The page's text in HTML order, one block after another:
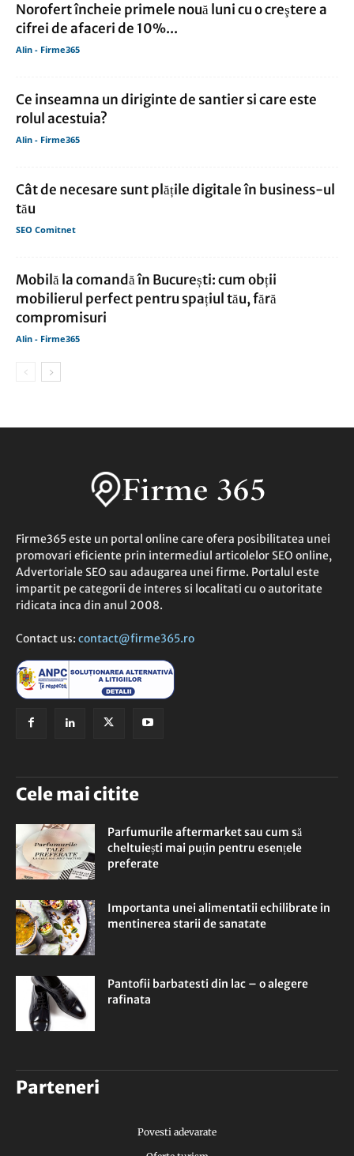
Norofert încheie primele nouă luni cu o creştere a
cifrei de afaceri de 10%...
Alin - Firme365
Ce inseamna un diriginte de santier si care este
rolul acestuia?
Alin - Firme365
Cât de necesare sunt plățile digitale în business-ul
tău
SEO Comitnet
Mobilă la comandă în București: cum obții
mobilierul perfect pentru spațiul tău, fără
compromisuri
Alin - Firme365
Firme365 este un portal online care ofera posibilitatea unei
promovari eficiente prin intermediul articolelor SEO online,
Advertoriale SEO sau adaugarea unei firme. Portalul este
impartit pe categorii de interes si localitati cu o autoritate
ridicata inca din anul 2008.
Contact us: contact@firme365.ro
Cele mai citite
Parfumurile aftermarket sau cum să
cheltuiești mai puțin pentru esențele
preferate
Importanta unei alimentatii echilibrate in
mentinerea starii de sanatate
Pantofii barbatesti din lac – o alegere
rafinata
Parteneri
Povesti adevarate